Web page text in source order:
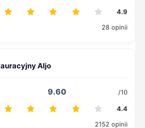
4.9
28 opinii
9.60 /10
4.4
2152 opinii